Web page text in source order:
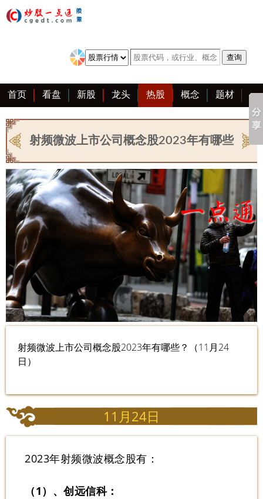
首页 看盘 新股 龙头 热股 概念 题材
亮点 创业板 资料 复盘 区块链 大全
射频微波上市公司概念股2023年有哪些
射频微波上市公司概念股2023年有哪些？（11月24
日）
11月24日
2023年射频微波概念股有：
（1）、创远信科：